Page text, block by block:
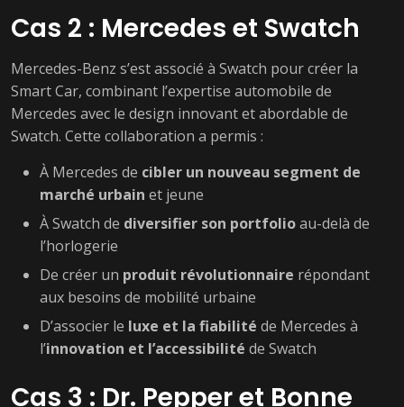
Cas 2 : Mercedes et Swatch
Mercedes-Benz s’est associé à Swatch pour créer la
Smart Car, combinant l’expertise automobile de
Mercedes avec le design innovant et abordable de
Swatch. Cette collaboration a permis :
À Mercedes de cibler un nouveau segment de
marché urbain et jeune
À Swatch de diversifier son portfolioau-delà de
l’horlogerie
De créer un produit révolutionnaire répondant
aux besoins de mobilité urbaine
D’associer le luxe et la fiabilité de Mercedes à
l’innovation et l’accessibilité de Swatch
Cas 3 : Dr. Pepper et Bonne